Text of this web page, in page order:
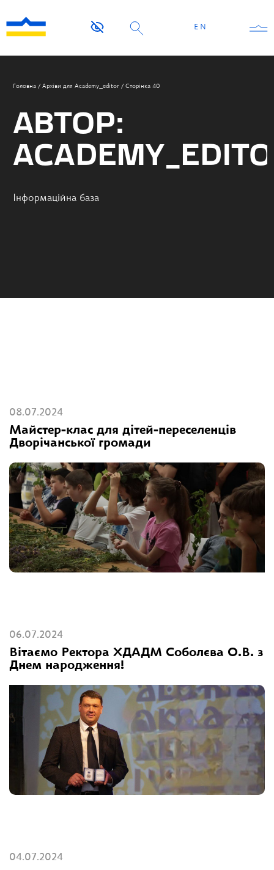
EN
Головна / Архіви для Academy_editor / Сторінка 40
АВТОР:
Інформаційна база
08.07.2024
Майстер-клас для дітей-переселенців
Дворічанської громади
06.07.2024
Вітаємо Ректора ХДАДМ Соболєва О.В. з
Днем народження!
04.07.2024